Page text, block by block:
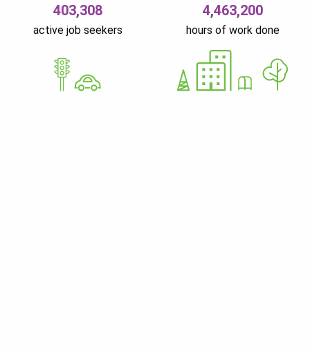
403,308
active job seekers
4,463,200
hours of work done